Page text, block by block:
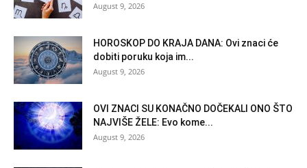
August 9, 2026
HOROSKOP DO KRAJA DANA: Ovi znaci će
dobiti poruku koja im...
August 9, 2026
OVI ZNACI SU KONAČNO DOČEKALI ONO ŠTO
NAJVIŠE ŽELE: Evo kome...
August 9, 2026